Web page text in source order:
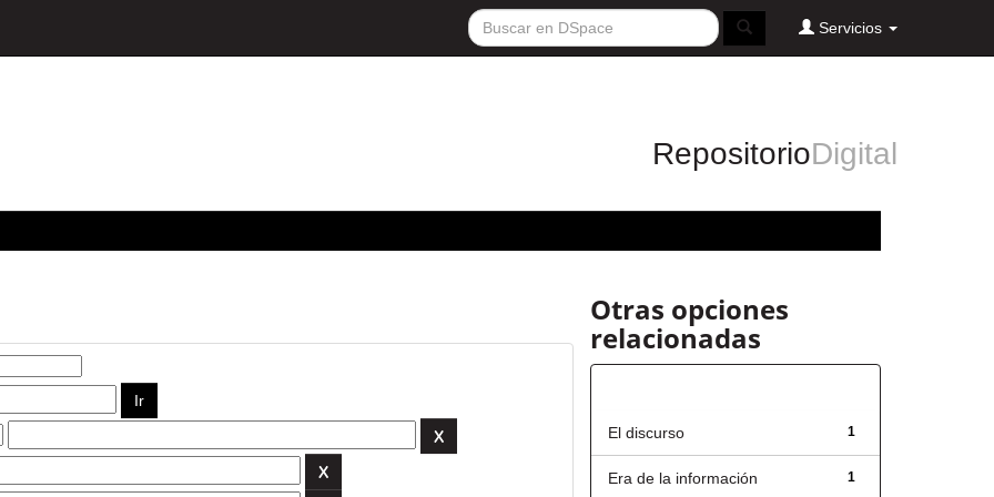
Servicios
RepositorioDigital
Otras opciones
relacionadas
1
El discurso
1
Era de la información